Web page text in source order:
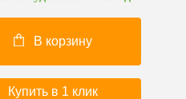
В корзину
Купить в 1 клик